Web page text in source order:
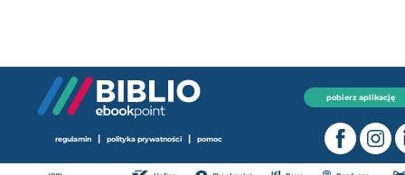
pobierz aplikację
regulamin | polityka prywatności | pomoc